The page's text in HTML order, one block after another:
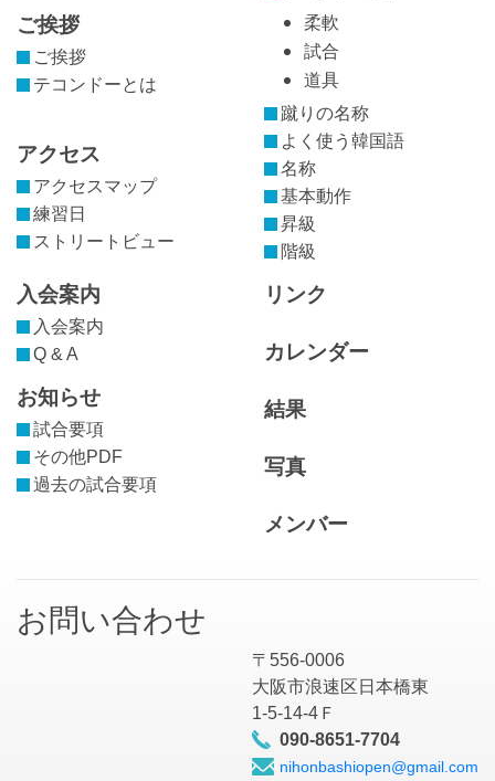
ご挨拶
ご挨拶
テコンドーとは
アクセス
アクセスマップ
練習日
ストリートビュー
柔軟
試合
道具
蹴りの名称
よく使う韓国語
名称
基本動作
昇級
階級
入会案内
入会案内
Q & A
お知らせ
試合要項
その他PDF
過去の試合要項
リンク
カレンダー
結果
写真
メンバー
お問い合わせ
〒556-0006
大阪市浪速区日本橋東
1-5-14-4Ｆ
090-8651-7704
nihonbashiopen@gmail.com